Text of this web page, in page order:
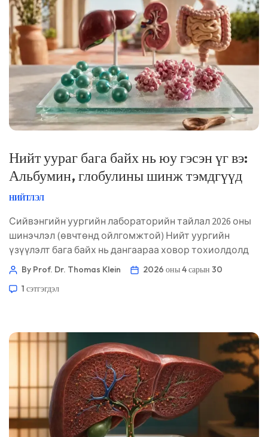
Нийт уураг бага байх нь юу гэсэн үг вэ:
Альбумин, глобулины шинж тэмдгүүд
НИЙТЛЭЛ
Сийвэнгийн уургийн лабораторийн тайлал 2026 оны
шинэчлэл (өвчтөнд ойлгомжтой) Нийт уургийн
үзүүлэлт бага байх нь дангаараа ховор тохиолдолд
онош тавих шалтгаан болдог. Жинхэнэ утга нь
элэгний маркерууд, үрэвслийн маркерууд болон
оны 4-р сарын 30 🩺 Анагаахын хувьд хянасан: 2026
оны 4-р сарын […]
By Prof. Dr. Thomas Klein
2026 оны 4 сарын 30
1 сэтгэгдэл